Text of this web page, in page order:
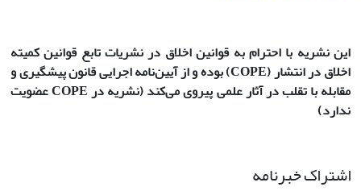
این نشریه با احترام به قوانین اخلاق در نشریات تابع قوانین کمیته
اخلاق در انتشار(COPE)بوده و از آیین‌نامه اجرایی قانون پیشگیری و
مقابله با تقلب در آثار علمی پیروی می‌کند (نشریه در COPE عضویت
ندارد)
اشتراک خبرنامه